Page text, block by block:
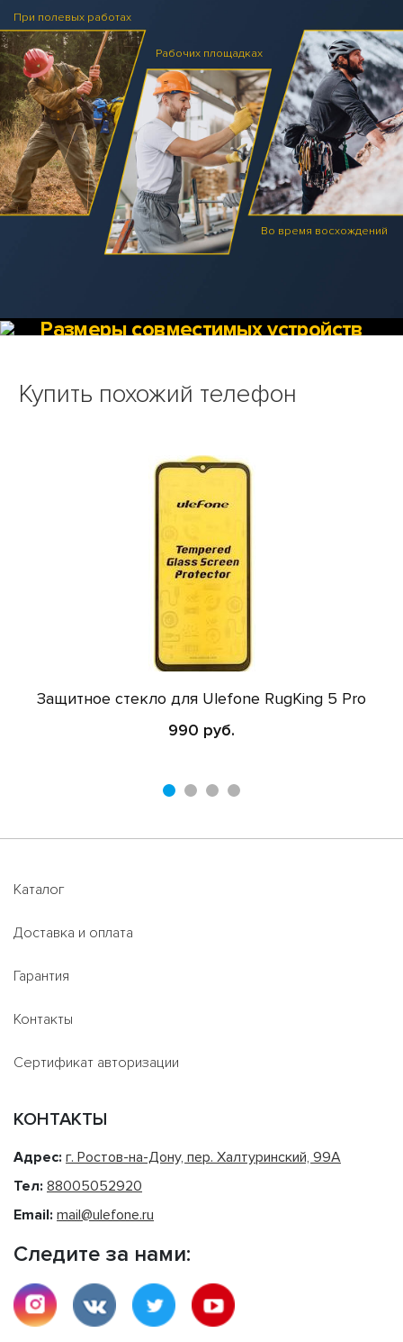
При полевых работах
Рабочих площадках
Во время восхождений
Размеры совместимых устройств
Купить похожий телефон
Защитное стекло для Ulefone RugKing 5 Pro
990 руб.
Каталог
Доставка и оплата
Гарантия
Контакты
Сертификат авторизации
КОНТАКТЫ
Адрес: г. Ростов-на-Дону, пер. Халтуринский, 99А
Тел: 88005052920
Email: mail@ulefone.ru
Следите за нами: